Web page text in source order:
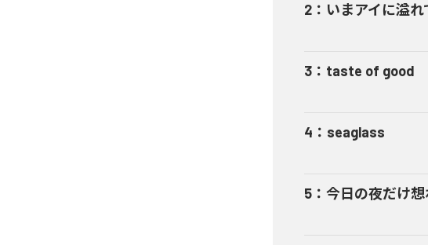
2 ： いまアイに溢れ
3 ： taste of good
4 ： seaglass
5 ： 今日の夜だけ想